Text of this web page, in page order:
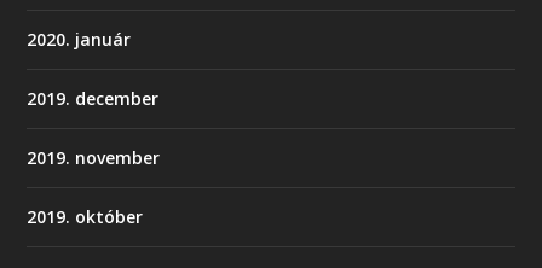
2020. január
2019. december
2019. november
2019. október